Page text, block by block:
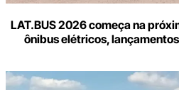
LAT.BUS 2026 começa na
ônibus elétricos,